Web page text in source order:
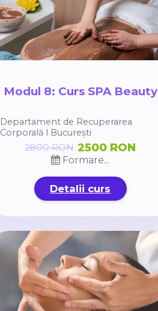
Modul 8: Curs SPA Beauty
Departament de Recuperarea
Corporală l București
Formare...
2800 RON 2500 RON
Detalii curs